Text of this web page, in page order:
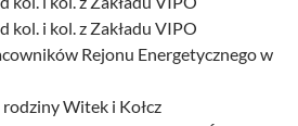
kol. i kol. z Zakładu VIPO
Rejonu Energetycznego w
Witek i Kołcz